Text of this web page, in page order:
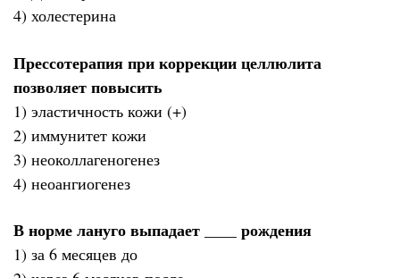
4) холестерина
Прессотерапия при коррекции целлюлита
позволяет повысить
1) эластичность кожи (+)
2) иммунитет кожи
3) неоколлагеногенез
4) неоангиогенез
В норме лануго выпадает ____ рождения
1) за 6 месяцев до